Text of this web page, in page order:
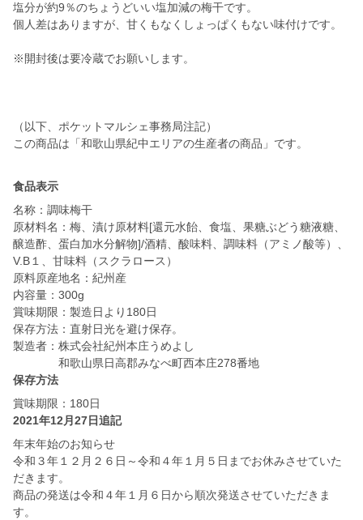
塩分が約9％のちょうどいい塩加減の梅干です。
個人差はありますが、甘くもなくしょっぱくもない味付けです。
※開封後は要冷蔵でお願いします。
（以下、ポケットマルシェ事務局注記）
この商品は「和歌山県紀中エリアの生産者の商品」です。
食品表示
名称：調味梅干
原材料名：梅、漬け原材料[還元水飴、食塩、果糖ぶどう糖液糖、
醸造酢、蛋白加水分解物]/酒精、酸味料、調味料（アミノ酸等）、
V.B１、甘味料（スクラロース）
原料原産地名：紀州産
内容量：300g
賞味期限：製造日より180日
保存方法：直射日光を避け保存。
製造者：株式会社紀州本庄うめよし
保存方法
賞味期限：180日
2021年12月27日追記
年末年始のお知らせ
令和３年１２月２６日～令和４年１月５日までお休みさせていた
だきます。
商品の発送は令和４年１月６日から順次発送させていただきま
す。